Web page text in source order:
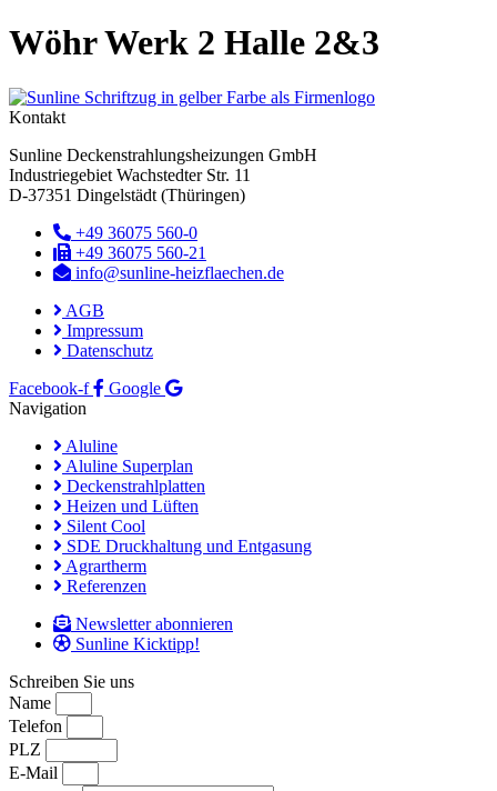
Wöhr Werk 2 Halle 2&3
Kontakt
Sunline Deckenstrahlungsheizungen GmbH
Industriegebiet Wachstedter Str. 11
D-37351 Dingelstädt (Thüringen)
+49 36075 560-0
+49 36075 560-21
info@sunline-heizflaechen.de
AGB
Impressum
Datenschutz
Facebook-f
Google
Navigation
Aluline
Aluline Superplan
Deckenstrahlplatten
Heizen und Lüften
Silent Cool
SDE Druckhaltung und Entgasung
Agrartherm
Referenzen
Newsletter abonnieren
Sunline Kicktipp!
Schreiben Sie uns
Name
Telefon
PLZ
E-Mail